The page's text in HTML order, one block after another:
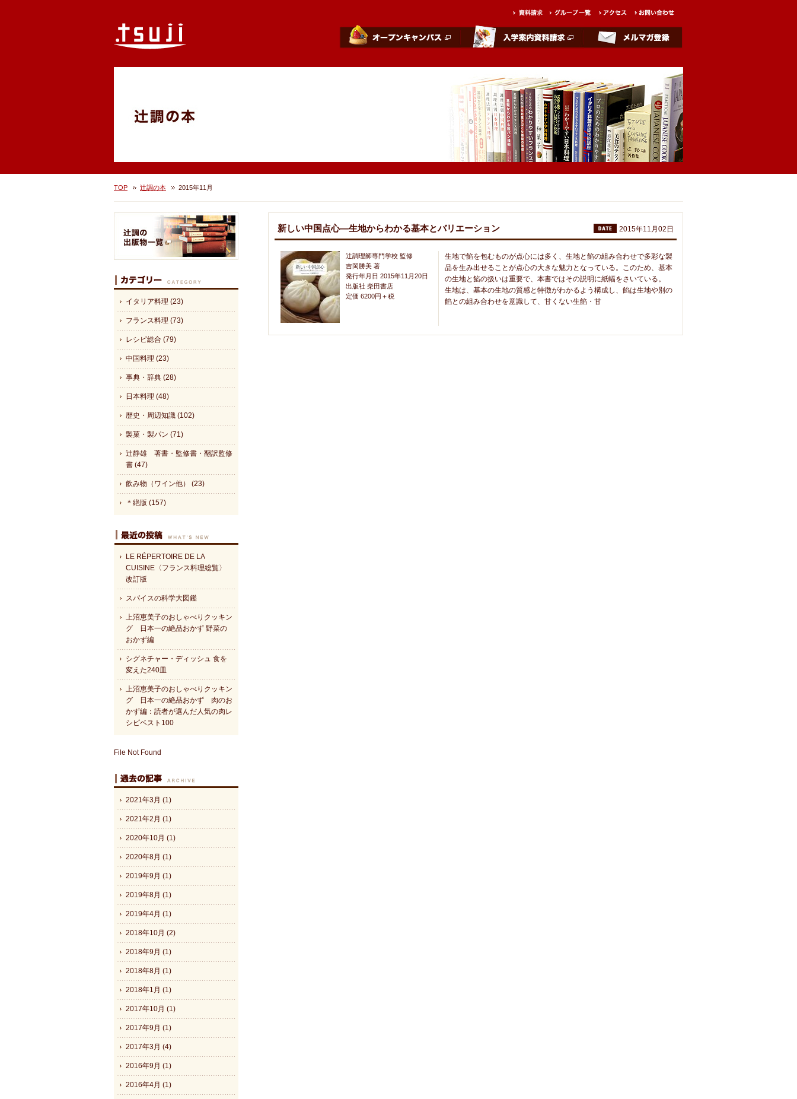
TOP 辻調の本 2015年11月
新しい中国点心―生地からわかる基本とバリエーション 2015年11月02日
辻調理師専門学校 監修
吉岡勝美 著
発行年月日 2015年11月20日
出版社 柴田書店
定価 6200円＋税
生地で餡を包むものが点心には多く、生地と餡の組み合わせで多彩な製
品を生み出せることが点心の大きな魅力となっている。このため、基本
の生地と餡の扱いは重要で、本書ではその説明に紙幅をさいている。
生地は、基本の生地の質感と特徴がわかるよう構成し、餡は生地や別の
餡との組み合わせを意識して、甘くない生餡・甘
イタリア料理 (23)
フランス料理 (73)
レシピ総合 (79)
中国料理 (23)
事典・辞典 (28)
日本料理 (48)
歴史・周辺知識 (102)
製菓・製パン (71)
辻静雄 著書・監修書・翻訳監修
書 (47)
飲み物（ワイン他） (23)
＊絶版 (157)
LE RÉPERTOIRE DE LA
CUISINE〈フランス料理総覧〉
改訂版
スパイスの科学大図鑑
上沼恵美子のおしゃべりクッキン
グ 日本一の絶品おかず 野菜の
おかず編
シグネチャー・ディッシュ 食を
変えた240皿
上沼恵美子のおしゃべりクッキン
グ 日本一の絶品おかず 肉のお
かず編：読者が選んだ人気の肉レ
シピベスト100
File Not Found
2021年3月 (1)
2021年2月 (1)
2020年10月 (1)
2020年8月 (1)
2019年9月 (1)
2019年8月 (1)
2019年4月 (1)
2018年10月 (2)
2018年9月 (1)
2018年8月 (1)
2018年1月 (1)
2017年10月 (1)
2017年9月 (1)
2017年3月 (4)
2016年9月 (1)
2016年4月 (1)